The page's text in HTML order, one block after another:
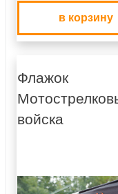
в корзину
Флажок
войска